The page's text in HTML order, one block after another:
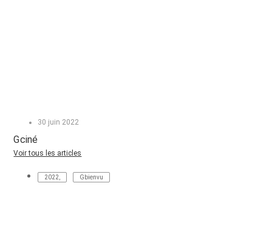
30 juin 2022
Gciné
Voir tous les articles
2022 Gbienvu